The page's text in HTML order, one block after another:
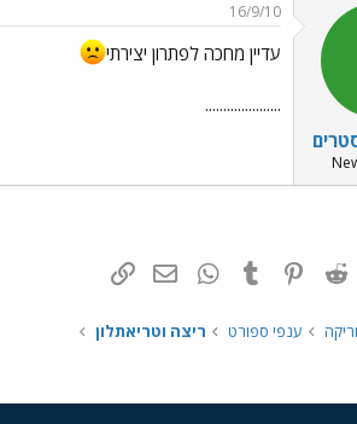
16/9/10
עדיין מחכה לפתרון יצירתי
.....................
Twitter
Reddit
Pinterest
Tumblr
WhatsAppדואר אלקטרוני
ענפי ספורט ריצה וטריאתלון